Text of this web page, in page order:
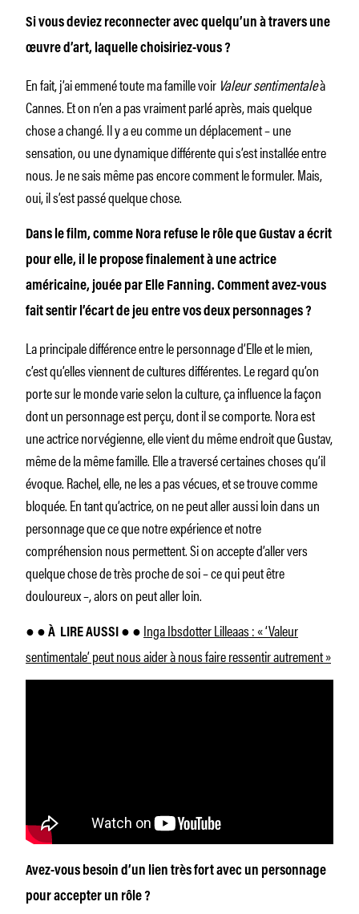
Si vous deviez reconnecter avec quelqu’un à travers une
œuvre d’art, laquelle choisiriez-vous ?
En fait, j’ai emmené toute ma famille voir Valeur sentimentaleà
Cannes. Et on n’en a pas vraiment parlé après, mais quelque
chose a changé. Il y a eu comme un déplacement – une
sensation, ou une dynamique différente qui s’est installée entre
nous. Je ne sais même pas encore comment le formuler. Mais,
oui, il s’est passé quelque chose.
Dans le film, comme Nora refuse le rôle que Gustav a écrit
pour elle, il le propose finalement à une actrice
américaine, jouée par Elle Fanning. Comment avez-vous
fait sentir l’écart de jeu entre vos deux personnages ?
La principale différence entre le personnage d’Elle et le mien,
c’est qu’elles viennent de cultures différentes. Le regard qu’on
porte sur le monde varie selon la culture, ça influence la façon
dont un personnage est perçu, dont il se comporte. Nora est
une actrice norvégienne, elle vient du même endroit que Gustav,
même de la même famille. Elle a traversé certaines choses qu’il
évoque. Rachel, elle, ne les a pas vécues, et se trouve comme
bloquée. En tant qu’actrice, on ne peut aller aussi loin dans un
personnage que ce que notre expérience et notre
compréhension nous permettent. Si on accepte d’aller vers
quelque chose de très proche de soi – ce qui peut être
douloureux –, alors on peut aller loin.
● ● À LIRE AUSSI ● ● Inga Ibsdotter Lilleaas : « ‘Valeur
sentimentale’ peut nous aider à nous faire ressentir autrement »
Avez-vous besoin d’un lien très fort avec un personnage
pour accepter un rôle ?